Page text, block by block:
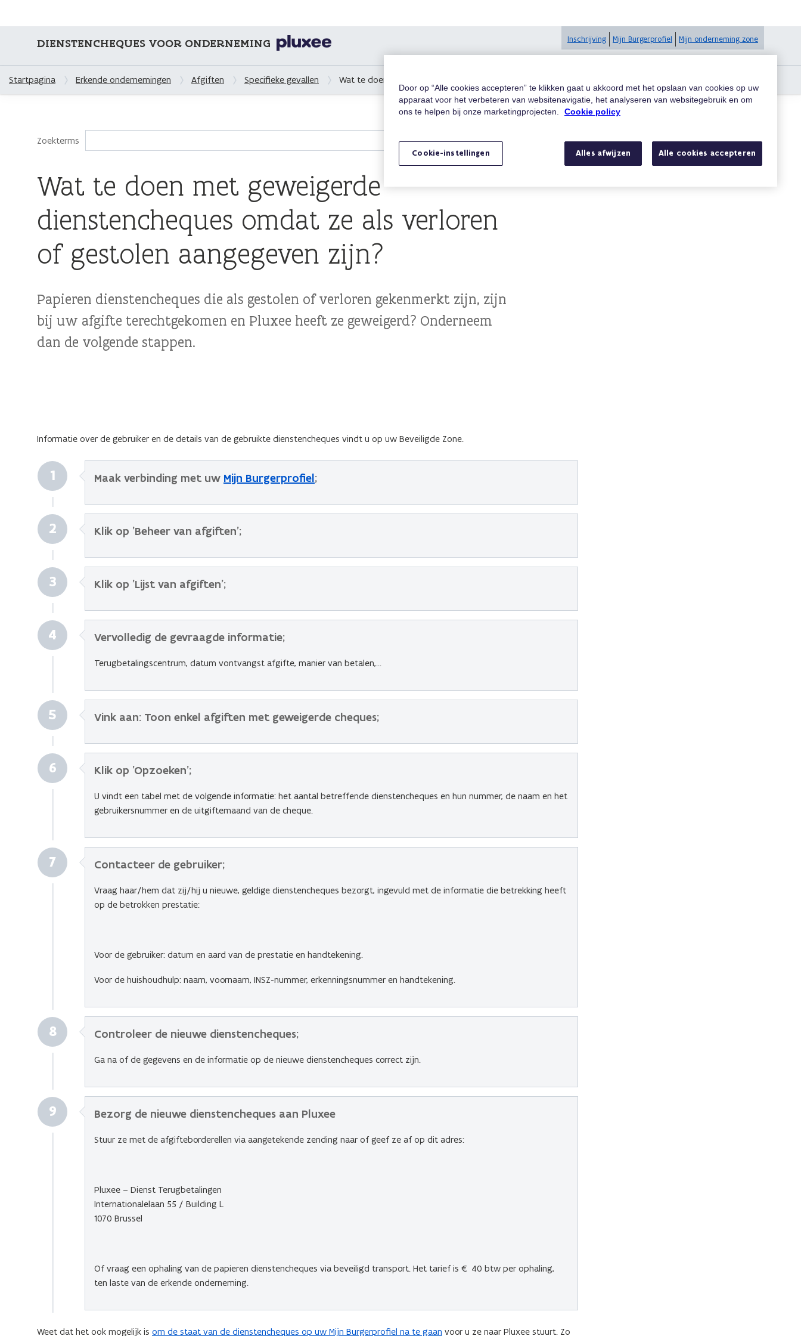
DIENSTENCHEQUES VOOR ONDERNEMING Inschrijving Mijn Burgerprofiel Mijn onderneming zone
Startpagina Erkende ondernemingen Afgiften Specifieke gevallen Wat te doen met geweigerde dienstencheques omdat ze als verloren of gestolen aangegeven zijn?
Zoekterms Zoeken
Wat te doen met geweigerde
dienstencheques omdat ze als verloren
of gestolen aangegeven zijn?
Papieren dienstencheques die als gestolen of verloren gekenmerkt zijn, zijn
bij uw afgifte terechtgekomen en Pluxee heeft ze geweigerd? Onderneem
dan de volgende stappen.
Informatie over de gebruiker en de details van de gebruikte dienstencheques vindt u op uw Beveiligde Zone.
1 Maak verbinding met uw Mijn Burgerprofiel;
2 Klik op 'Beheer van afgiften';
3 Klik op 'Lijst van afgiften';
4 Vervolledig de gevraagde informatie;
Terugbetalingscentrum, datum vontvangst afgifte, manier van betalen,…
5 Vink aan: Toon enkel afgiften met geweigerde cheques;
6 Klik op 'Opzoeken';
U vindt een tabel met de volgende informatie: het aantal betreffende dienstencheques en hun nummer, de naam en het
gebruikersnummer en de uitgiftemaand van de cheque.
7 Contacteer de gebruiker;
Vraag haar/hem dat zij/hij u nieuwe, geldige dienstencheques bezorgt, ingevuld met de informatie die betrekking heeft
op de betrokken prestatie:
Voor de gebruiker: datum en aard van de prestatie en handtekening.
Voor de huishoudhulp: naam, voornaam, INSZ-nummer, erkenningsnummer en handtekening.
8 Controleer de nieuwe dienstencheques;
Ga na of de gegevens en de informatie op de nieuwe dienstencheques correct zijn.
9 Bezorg de nieuwe dienstencheques aan Pluxee
Stuur ze met de afgifteborderellen via aangetekende zending naar of geef ze af op dit adres:
Pluxee – Dienst Terugbetalingen
Internationalelaan 55 / Building L
1070 Brussel
Of vraag een ophaling van de papieren dienstencheques via beveiligd transport. Het tarief is € 40 btw per ophaling,
ten laste van de erkende onderneming.
Weet dat het ook mogelijk is om de staat van de dienstencheques op uw Mijn Burgerprofiel na te gaan voor u ze naar Pluxee stuurt. Zo
Door op “Alle cookies accepteren” te klikken gaat u akkoord met het opslaan van cookies op uw
apparaat voor het verbeteren van websitenavigatie, het analyseren van websitegebruik en om
ons te helpen bij onze marketingprojecten.
Cookie policy
Alles afwijzen Alle cookies accepteren
Cookie-instellingen